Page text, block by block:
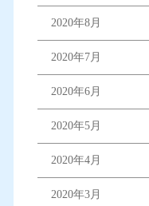
2020年8月
2020年7月
2020年6月
2020年5月
2020年4月
2020年3月